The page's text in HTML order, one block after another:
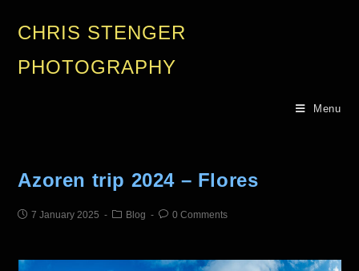
CHRIS STENGER
PHOTOGRAPHY
Menu
Azoren trip 2024 – Flores
7 January 2025 Blog 0 Comments